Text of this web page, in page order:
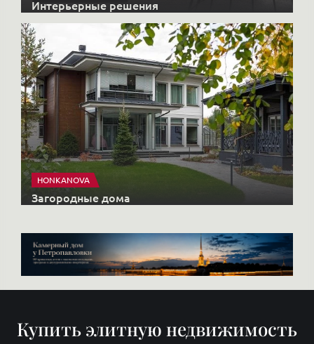
Интерьерные решения
HONKANOVA
Загородные дома
Купить элитную недвижимость